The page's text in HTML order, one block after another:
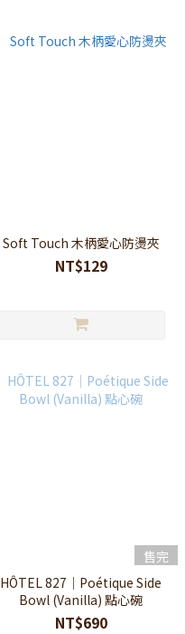
Soft Touch 木柄愛心防燙夾
NT$129
售完
HÔTEL 827｜Poétique Side
Bowl (Vanilla) 點心碗
NT$690